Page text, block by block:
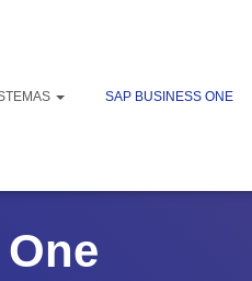
SAP BUSINESS ONE